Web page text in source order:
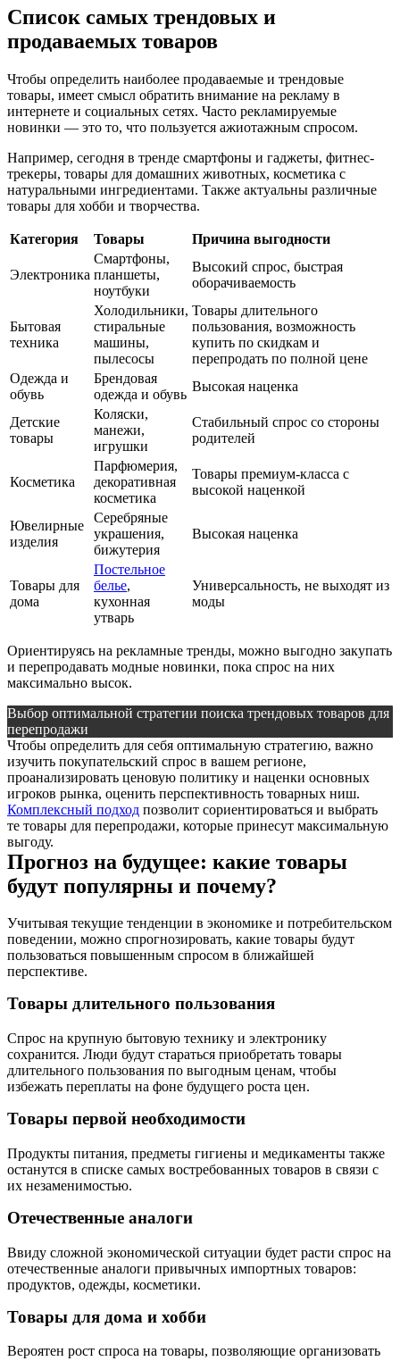
Список самых трендовых и
продаваемых товаров
Чтобы определить наиболее продаваемые и трендовые
товары, имеет смысл обратить внимание на рекламу в
интернете и социальных сетях. Часто рекламируемые
новинки — это то, что пользуется ажиотажным спросом.
Например, сегодня в тренде смартфоны и гаджеты, фитнес-
трекеры, товары для домашних животных, косметика с
натуральными ингредиентами. Также актуальны различные
товары для хобби и творчества.
Категория Товары Причина выгодности
Электроника
Смартфоны,
планшеты,
ноутбуки
Высокий спрос, быстрая
оборачиваемость
Бытовая
техника
Холодильники,
стиральные
машины,
пылесосы
Товары длительного
пользования, возможность
купить по скидкам и
перепродать по полной цене
Одежда и
обувь
Брендовая
одежда и обувь
Высокая наценка
Детские
товары
Коляски,
манежи,
игрушки
Стабильный спрос со стороны
родителей
Косметика
Парфюмерия,
декоративная
косметика
Товары премиум-класса с
высокой наценкой
Ювелирные
изделия
Серебряные
украшения,
бижутерия
Высокая наценка
Товары для
дома
Постельное
белье,
кухонная
утварь
Универсальность, не выходят из
моды
Ориентируясь на рекламные тренды, можно выгодно закупать
и перепродавать модные новинки, пока спрос на них
максимально высок.
Выбор оптимальной стратегии поиска трендовых товаров для
перепродажи
Чтобы определить для себя оптимальную стратегию, важно
изучить покупательский спрос в вашем регионе,
проанализировать ценовую политику и наценки основных
игроков рынка, оценить перспективность товарных ниш.
Комплексный подход позволит сориентироваться и выбрать
те товары для перепродажи, которые принесут максимальную
выгоду.
Прогноз на будущее: какие товары
будут популярны и почему?
Учитывая текущие тенденции в экономике и потребительском
поведении, можно спрогнозировать, какие товары будут
пользоваться повышенным спросом в ближайшей
перспективе.
Товары длительного пользования
Спрос на крупную бытовую технику и электронику
сохранится. Люди будут стараться приобретать товары
длительного пользования по выгодным ценам, чтобы
избежать переплаты на фоне будущего роста цен.
Товары первой необходимости
Продукты питания, предметы гигиены и медикаменты также
останутся в списке самых востребованных товаров в связи с
их незаменимостью.
Отечественные аналоги
Ввиду сложной экономической ситуации будет расти спрос на
отечественные аналоги привычных импортных товаров:
продуктов, одежды, косметики.
Товары для дома и хобби
Вероятен рост спроса на товары, позволяющие организовать